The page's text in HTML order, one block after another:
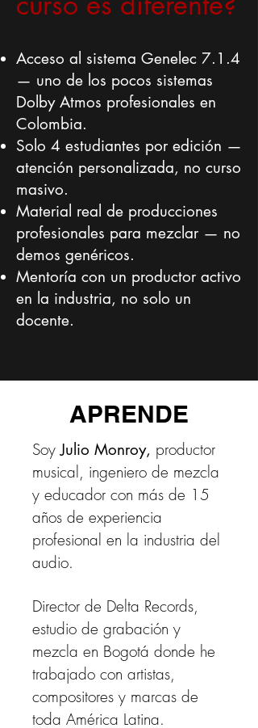
Acceso al sistema Genelec 7.1.4
— uno de los pocos sistemas
Dolby Atmos profesionales en
Colombia.
Solo 4 estudiantes por edición —
atención personalizada, no curso
masivo.
Material real de producciones
profesionales para mezclar — no
demos genéricos.
Mentoría con un productor activo
en la industria, no solo un
docente.
APRENDE
Soy Julio Monroy, productor
musical, ingeniero de mezcla
y educador con más de 15
años de experiencia
profesional en la industria del
audio.
Director de Delta Records,
estudio de grabación y
mezcla en Bogotá donde he
trabajado con artistas,
compositores y marcas de
toda América Latina.